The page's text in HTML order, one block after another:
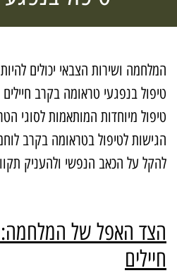
ושירות הצבאי יכולים להיות
בנפגעי טראומה בקרב חיילים
מיוחדות המותאמות לסוגי
לטיפול בטראומה בקרב
על הכאב הנפשי ולהעניק
האפל של המלחמה: